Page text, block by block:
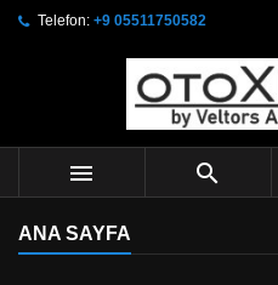
Telefon: +9 05511750582
 
ANA SAYFA